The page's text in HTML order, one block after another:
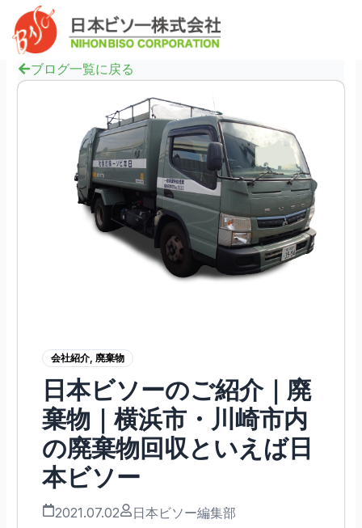
ブログ一覧に戻る
会社紹介, 廃棄物
日本ビソーのご紹介｜廃
棄物｜横浜市・川崎市内
の廃棄物回収といえば日
本ビソー
2021.07.02 日本ビソー編集部